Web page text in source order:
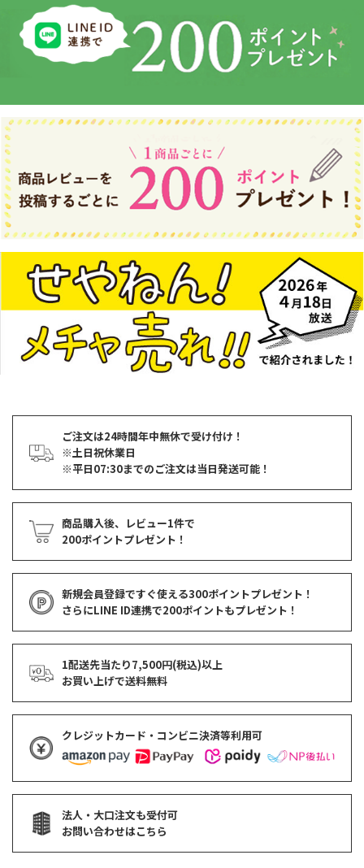
ご注文は24時間年中無休で受け付け！
※土日祝休業日
※平日07:30までのご注文は当日発送可能！
商品購入後、レビュー1件で
200ポイントプレゼント！
新規会員登録ですぐ使える300ポイントプレゼント！
さらにLINE ID連携で200ポイントもプレゼント！
1配送先当たり7,500円(税込)以上
お買い上げで送料無料
クレジットカード・コンビニ決済等利用可
法人・大口注文も受付可
お問い合わせはこちら